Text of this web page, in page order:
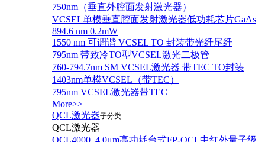
750nm（垂直外腔面发射激光器）
VCSEL单模垂直腔面发射激光器低功耗芯片GaAs
894.6 nm 0.2mW
1550 nm 可调谐 VCSEL TO 封装带光纤尾纤
795nm 带致冷TO型VCSEL激光二极管
760-794.7nm SM VCSEL激光器 带TEC TO封装
1403nm单模VCSEL（带TEC）
795nm VCSEL激光器带TEC
More>>
QCL激光器子分类
QCL激光器
QCL4000–4.0μm高功耗台式FP-QCL中红外量子级